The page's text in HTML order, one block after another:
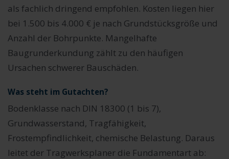
als fachlich dringend empfohlen. Kosten liegen hier
bei 1.500 bis 4.000 € je nach Grundstücksgröße und
Anzahl der Bohrpunkte. Mangelhafte
Baugrunderkundung zählt zu den häufigen
Ursachen schwerer Bauschäden.
Was steht im Gutachten?
Bodenklasse nach DIN 18300 (1 bis 7),
Grundwasserstand, Tragfähigkeit,
Frostempfindlichkeit, chemische Belastung. Daraus
leitet der Tragwerksplaner die Fundamentart ab: